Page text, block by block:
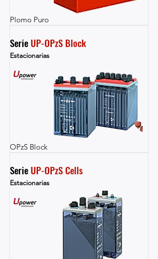
Plomo Puro
Serie UP-OPzS Block
Estacionarias
OPzS Block
Serie UP-OPzS Cells
Estacionarias